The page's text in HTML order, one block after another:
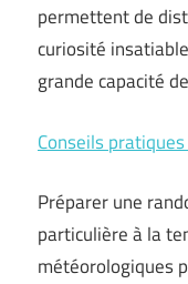
permettent de
curiosité
grande capacité
Conseils
Préparer une
particulière à la
météorologiques